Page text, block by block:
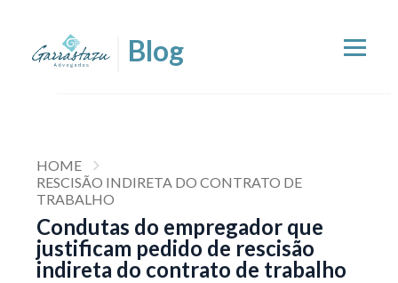
HOME
RESCISÃO INDIRETA DO CONTRATO DE
TRABALHO
Condutas do empregador que
justificam pedido de rescisão
indireta do contrato de trabalho